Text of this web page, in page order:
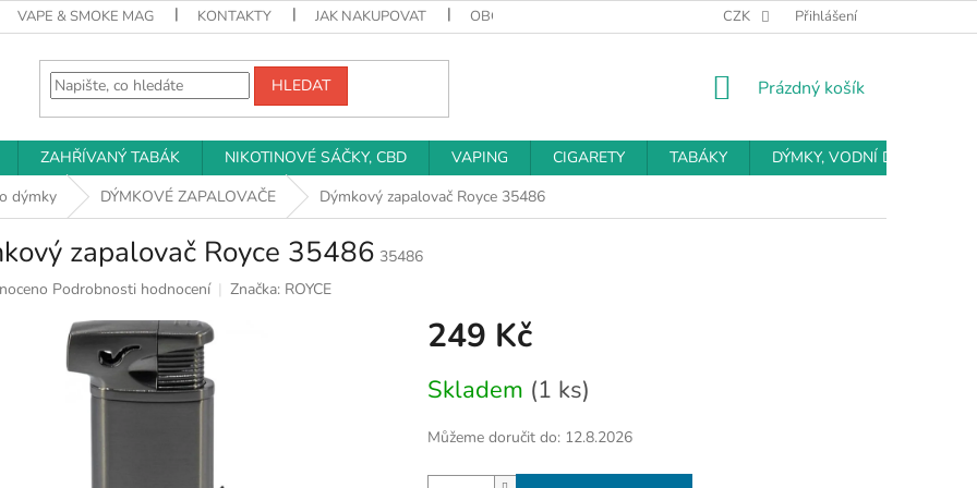
VAPE & SMOKE MAG KONTAKTY JAK NAKUPOVAT OBCHODNÍ PODMÍNKY PODMÍNKY OCHRANY OSOBNÍCH ÚDAJŮ
CZK Přihlášení
HLEDAT
NÁKUPNÍ
Prázdný košík
ZAHŘÍVANÝ TABÁK NIKOTINOVÉ SÁČKY, CBD VAPING CIGARETY TABÁKY
DÝMKY, VODNÍ DÝMKY
dýmky DÝMKOVÉ ZAPALOVAČE Dýmkový zapalovač Royce 35486
zapalovač Royce 35486 35486
Podrobnosti hodnocení Značka: ROYCE
249 Kč
cena:
Skladem (1 ks)
Můžeme doručit do: 12.8.2026